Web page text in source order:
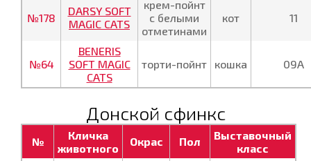
№178
DARSY SOFT
MAGIC CATS
крем-пойнт
с белыми
отметинами
кот 11
№64
BENERIS
SOFT MAGIC
CATS
торти-пойнт кошка 09А
Донской сфинкс
№
Кличка
животного
Окрас Пол
Выставочный
класс